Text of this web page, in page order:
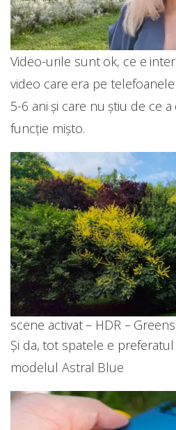
Video-urile sunt ok, ce e
video care era pe
5-6 ani și care nu știu de ce
funcție mișto.
scene activat – HDR – Greens
Și da, tot spatele e preferatul
modelul Astral Blue